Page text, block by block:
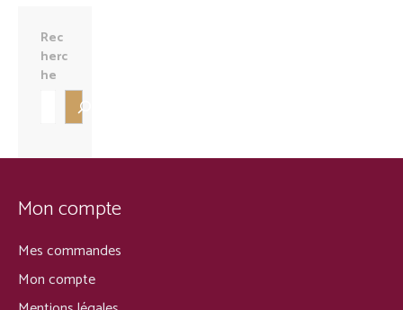
Rec
herc
he
Mon compte
Mes commandes
Mon compte